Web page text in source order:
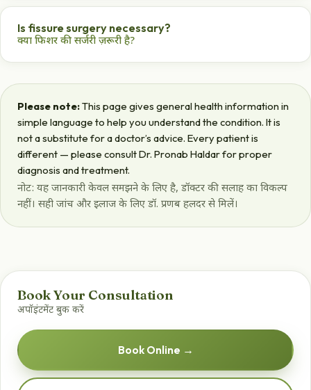
हाँ, ज़्यादातर फिशर आयुर्वेदिक इलाज और आहार सुधार से ठीक हो जाती
Is fissure surgery necessary?
क्या फिशर की सर्जरी ज़रूरी है?
fissures.
आमतौर पर नहीं — बिना सर्जरी ज़्यादातर फिशर ठीक हो जाती है।
Please note:This page gives general health information in
simple language to help you understand the condition. It is
not a substitute for a doctor’s advice. Every patient is
different — please consult Dr. Pronab Haldar for proper
diagnosis and treatment.
नोट: यह जानकारी केवल समझने के लिए है, डॉक्टर की सलाह का विकल्प
नहीं। सही जांच और इलाज के लिए डॉ. प्रणब हलदर से मिलें।
Book Your Consultation
अपॉइंटमेंट बुक करें
Book Online →